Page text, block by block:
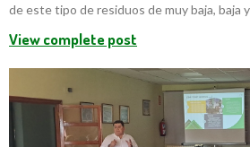
de este tipo de residuos de muy baja, baja
View complete post